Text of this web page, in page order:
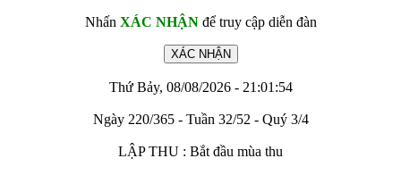
Nhấn XÁC NHẬNđể truy cập diễn đàn
Thứ Bảy, 08/08/2026 - 21:01:54
Ngày 220/365 - Tuần 32/52 - Quý 3/4
LẬP THU : Bắt đầu mùa thu